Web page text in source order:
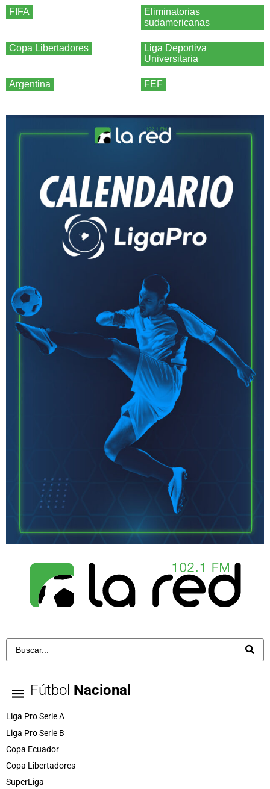
FIFA
Eliminatorias
sudamericanas
Copa Libertadores
Liga Deportiva
Universitaria
Argentina FEF
Fútbol Nacional
Liga Pro Serie A
Liga Pro Serie B
Copa Ecuador
Copa Libertadores
SuperLiga